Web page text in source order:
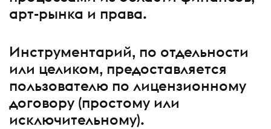
арт-рынка и права.
Инструментарий, по отдельности
или целиком, предоставляется
пользователю по лицензионному
договору (простому или
исключительному).